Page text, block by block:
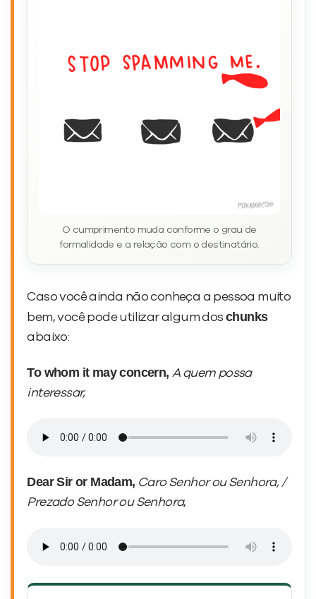
O cumprimento muda conforme o grau de
formalidade e a relação com o destinatário.
Caso você ainda não conheça a pessoa muito
bem, você pode utilizar algum dos chunks
abaixo:
To whom it may concern, A quem possa
interessar,
Dear Sir or Madam, Caro Senhor ou Senhora, /
Prezado Senhor ou Senhora,